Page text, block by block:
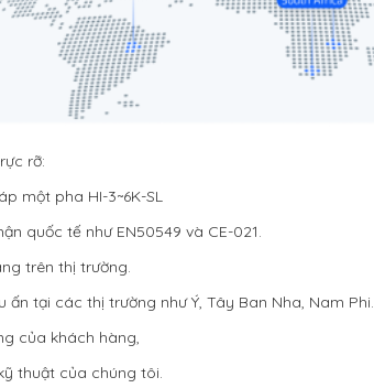
rỡ:
một pha HI-3~6K-SL
quốc tế như EN50549 và CE-021.
trên thị trường.
tại các thị trường như Ý, Tây Ban Nha, Nam Phi.
của khách hàng,
thuật của chúng tôi.